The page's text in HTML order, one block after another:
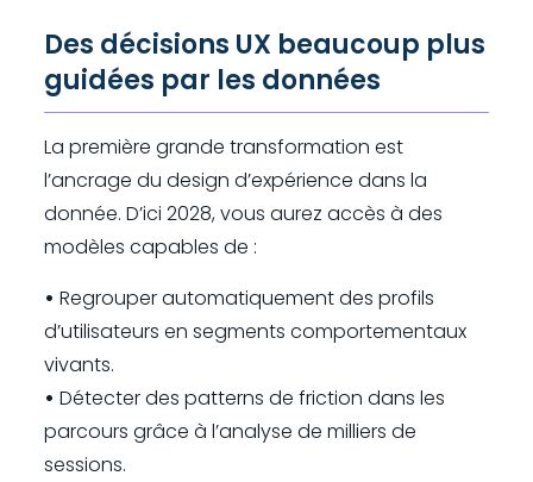
Des décisions UX beaucoup plus
guidées par les données
La première grande transformation est
l’ancrage du design d’expérience dans la
donnée. D’ici 2028, vous aurez accès à des
modèles capables de :
• Regrouper automatiquement des profils
d’utilisateurs en segments comportementaux
vivants.
• Détecter des patterns de friction dans les
parcours grâce à l’analyse de milliers de
sessions.